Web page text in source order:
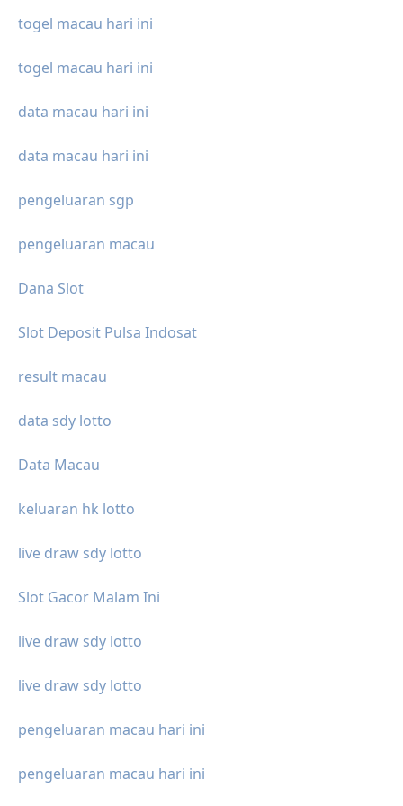
togel macau hari ini
togel macau hari ini
data macau hari ini
data macau hari ini
pengeluaran sgp
pengeluaran macau
Dana Slot
Slot Deposit Pulsa Indosat
result macau
data sdy lotto
Data Macau
keluaran hk lotto
live draw sdy lotto
Slot Gacor Malam Ini
live draw sdy lotto
live draw sdy lotto
pengeluaran macau hari ini
pengeluaran macau hari ini